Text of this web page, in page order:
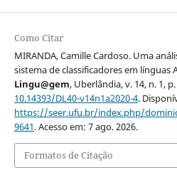
Como Citar
MIRANDA, Camille Cardoso. Uma
sistema de classificadores em línguas
Lingu@gem, Uberlândia, v. 14, n. 1,
10.14393/DL40-v14n1a2020-4.
https://seer.ufu.br/index.php/
9641. Acesso em: 7 ago. 2026.
Formatos de Citação